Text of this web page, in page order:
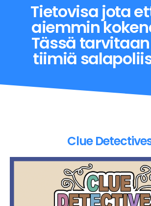
Tietovisa jota
aiemmin
Tässä
tiimiä
Clue